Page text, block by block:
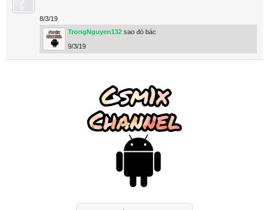
8/3/19
TrongNguyen132 sao đó bác
9/3/19